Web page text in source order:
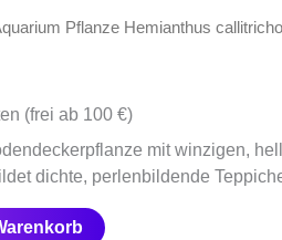
Pflanze Hemianthus
(frei ab 100 €)
mit winzigen,
dichte, perlenbildende